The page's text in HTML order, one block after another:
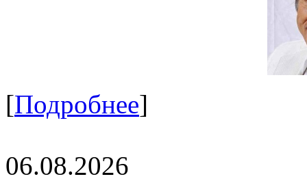
[Подробнее]
06.08.2026